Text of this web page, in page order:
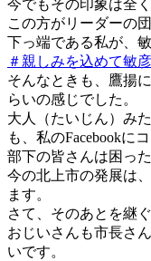
今でもその印象は全
この方がリーダーの
下っ端である私が、
＃親しみを込めて敏
そんなときも、鷹揚
らいの感じでした。
大人（たいじん）み
も、私のFacebookに
部下の皆さんは困っ
今の北上市の発展は
ます。
さて、そのあとを継
おじいさんも市長さ
いです。